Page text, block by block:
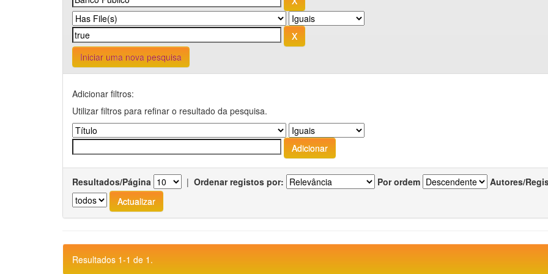
Iniciar uma nova pesquisa
Adicionar filtros:
Utilizar filtros para refinar o resultado da pesquisa.
Resultados/Página | Ordenar registos por: Por ordem Autores/
Resultados 1-1 de 1.